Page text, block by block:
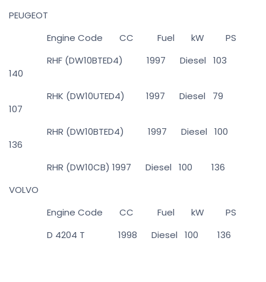
PEUGEOT
Engine Code CC Fuel kW PS
RHF (DW10BTED4) 1997 Diesel 103
140
RHK (DW10UTED4) 1997 Diesel 79
107
RHR (DW10BTED4) 1997 Diesel 100
136
RHR (DW10CB) 1997 Diesel 100 136
VOLVO
Engine Code CC Fuel kW PS
D 4204 T 1998 Diesel 100 136